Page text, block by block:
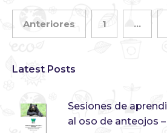
Anteriores 1 …
Latest Posts
Sesiones de
al oso de anteojos